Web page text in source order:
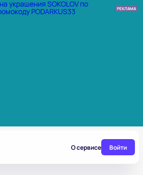
РЕКЛАМА
О сервисе Войти